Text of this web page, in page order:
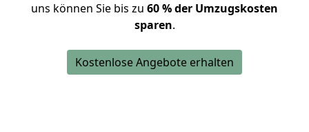
uns können Sie bis zu 60 % der Umzugskosten
sparen.
Kostenlose Angebote erhalten